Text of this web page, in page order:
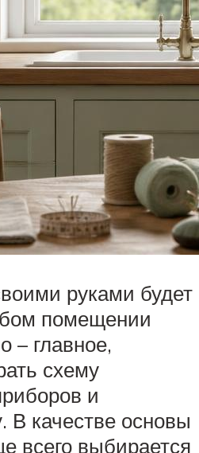
руками будет
помещении
– главное,
схему
и
В качестве основы
всего выбирается